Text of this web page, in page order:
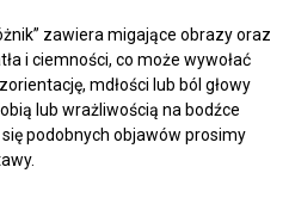
zawiera migające obrazy oraz
i ciemności, co może wywołać
mdłości lub ból głowy
lub wrażliwością na bodźce
podobnych objawów prosimy